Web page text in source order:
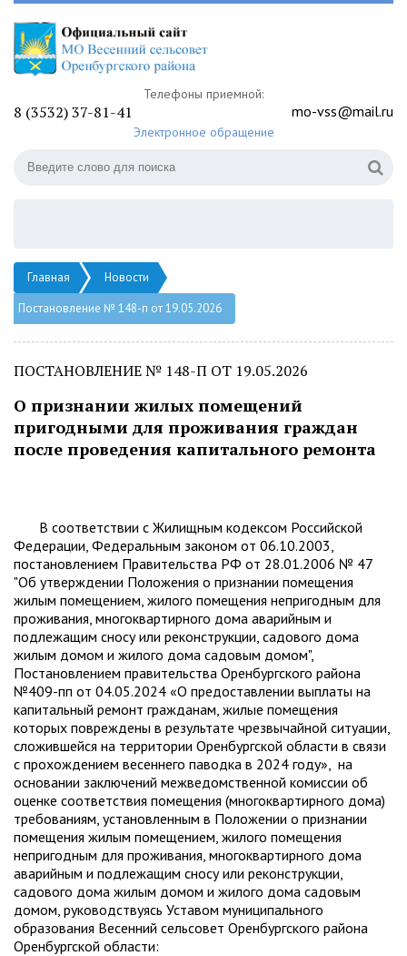
Телефоны приемной:
8 (3532) 37-81-41 mo-vss@mail.ru
Электронное обращение
Главная
Новости
Постановление № 148-п от 19.05.2026
ПОСТАНОВЛЕНИЕ № 148-П ОТ 19.05.2026
О признании жилых помещений
пригодными для проживания граждан
после проведения капитального ремонта
В соответствии с Жилищным кодексом Российской
Федерации, Федеральным законом от 06.10.2003,
постановлением Правительства РФ от 28.01.2006 № 47
"Об утверждении Положения о признании помещения
жилым помещением, жилого помещения непригодным для
проживания, многоквартирного дома аварийным и
подлежащим сносу или реконструкции, садового дома
жилым домом и жилого дома садовым домом",
Постановлением правительства Оренбургского района
№409-пп от 04.05.2024 «О предоставлении выплаты на
капитальный ремонт гражданам, жилые помещения
которых повреждены в результате чрезвычайной ситуации,
сложившейся на территории Оренбургской области в связи
с прохождением весеннего паводка в 2024 году», на
основании заключений межведомственной комиссии об
оценке соответствия помещения (многоквартирного дома)
требованиям, установленным в Положении о признании
помещения жилым помещением, жилого помещения
непригодным для проживания, многоквартирного дома
аварийным и подлежащим сносу или реконструкции,
садового дома жилым домом и жилого дома садовым
домом, руководствуясь Уставом муниципального
образования Весенний сельсовет Оренбургского района
Оренбургской области: